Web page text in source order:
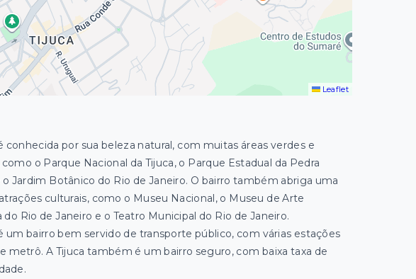
Leaflet
conhecida por sua beleza natural, com muitas áreas verdes e
o Parque Nacional da Tijuca, o Parque Estadual da Pedra
o Jardim Botânico do Rio de Janeiro. O bairro também abriga uma
culturais, como o Museu Nacional, o Museu de Arte
do Rio de Janeiro e o Teatro Municipal do Rio de Janeiro.
um bairro bem servido de transporte público, com várias estações
metrô. A Tijuca também é um bairro seguro, com baixa taxa de